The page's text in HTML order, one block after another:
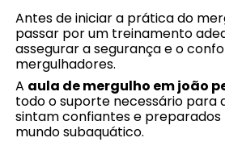
Antes de iniciar a prática do
passar por um treinamento
assegurar a segurança e o
mergulhadores.
A aula de mergulho em joão
todo o suporte necessário para
sintam confiantes e
mundo subaquático.